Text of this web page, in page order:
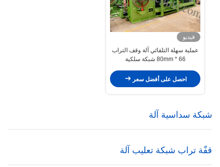
فيديو
عملية سهلة التلقائي آلة وقف التراب
66 * 80mm شبكة سلكية
احصل على أفضل سعر
شبكة سداسية آلة
قفّة تراب شبكة تعليب آلة